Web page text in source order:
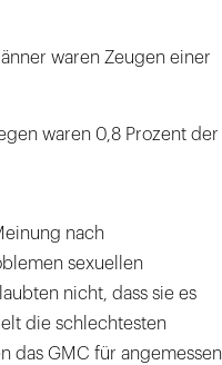
waren Zeugen einer
waren 0,8 Prozent der
nach
sexuellen
nicht, dass sie es
die schlechtesten
das GMC für angemessen